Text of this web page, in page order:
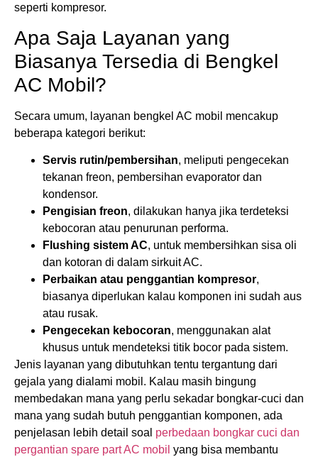
seperti kompresor.
Apa Saja Layanan yang
Biasanya Tersedia di Bengkel
AC Mobil?
Secara umum, layanan bengkel AC mobil mencakup
beberapa kategori berikut:
Servis rutin/pembersihan, meliputi pengecekan
tekanan freon, pembersihan evaporator dan
kondensor.
Pengisian freon, dilakukan hanya jika terdeteksi
kebocoran atau penurunan performa.
Flushing sistem AC, untuk membersihkan sisa oli
dan kotoran di dalam sirkuit AC.
Perbaikan atau penggantian kompresor,
biasanya diperlukan kalau komponen ini sudah aus
atau rusak.
Pengecekan kebocoran, menggunakan alat
khusus untuk mendeteksi titik bocor pada sistem.
Jenis layanan yang dibutuhkan tentu tergantung dari
gejala yang dialami mobil. Kalau masih bingung
membedakan mana yang perlu sekadar bongkar-cuci dan
mana yang sudah butuh penggantian komponen, ada
penjelasan lebih detail soal perbedaan bongkar cuci dan
pergantian spare part AC mobil yang bisa membantu